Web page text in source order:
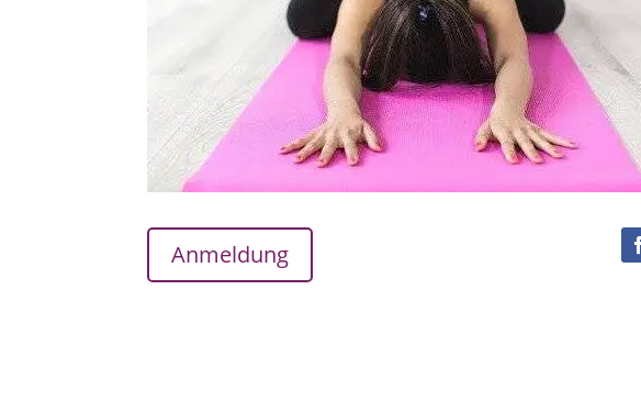
Anmeldung